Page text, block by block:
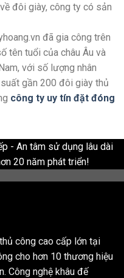
đôi giày, công ty có sản
đã gia công trên
tên tuổi của châu Âu và
với số lượng nhân
gần 200 đôi giày thủ
công ty uy tín đặt đóng
- An tâm sử dụng lâu dài
20 năm phát triển!
công cao cấp lớn tại
cho hơn 10 thương hiệu
Công nghệ khâu đế